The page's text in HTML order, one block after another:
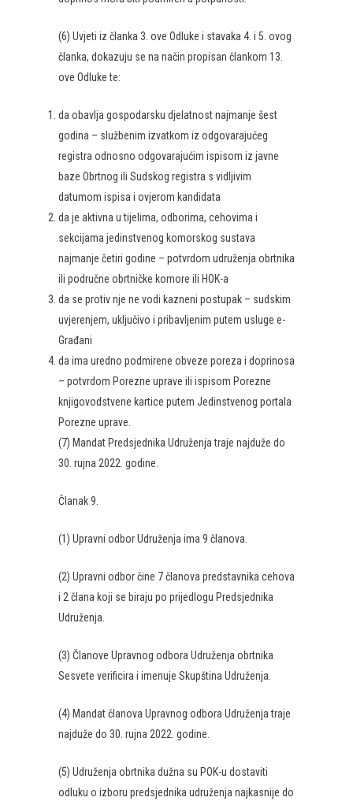
(6) Uvjeti iz članka 3. ove Odluke i stavaka 4. i 5. ovog
članka, dokazuju se na način propisan člankom 13.
ove Odluke te:
da obavlja gospodarsku djelatnost najmanje šest
godina – službenim izvatkom iz odgovarajućeg
registra odnosno odgovarajućim ispisom iz javne
baze Obrtnog ili Sudskog registra s vidljivim
datumom ispisa i ovjerom kandidata
da je aktivna u tijelima, odborima, cehovima i
sekcijama jedinstvenog komorskog sustava
najmanje četiri godine – potvrdom udruženja obrtnika
ili područne obrtničke komore ili HOK-a
da se protiv nje ne vodi kazneni postupak – sudskim
uvjerenjem, uključivo i pribavljenim putem usluge e-
Građani
da ima uredno podmirene obveze poreza i doprinosa
– potvrdom Porezne uprave ili ispisom Porezne
knjigovodstvene kartice putem Jedinstvenog portala
Porezne uprave.
(7) Mandat Predsjednika Udruženja traje najduže do
30. rujna 2022. godine.
Članak 9.
(1) Upravni odbor Udruženja ima 9 članova.
(2) Upravni odbor čine 7 članova predstavnika cehova
i 2 člana koji se biraju po prijedlogu Predsjednika
Udruženja.
(3) Članove Upravnog odbora Udruženja obrtnika
Sesvete verificira i imenuje Skupština Udruženja.
(4) Mandat članova Upravnog odbora Udruženja traje
najduže do 30. rujna 2022. godine.
(5) Udruženja obrtnika dužna su POK-u dostaviti
odluku o izboru predsjednika udruženja najkasnije do